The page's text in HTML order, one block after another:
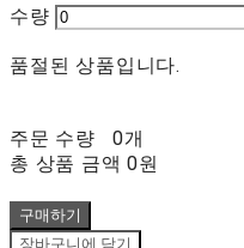
수량
품절된 상품입니다.
주문 수량
0개
총 상품 금액 0원
구매하기
장바구니에 담기